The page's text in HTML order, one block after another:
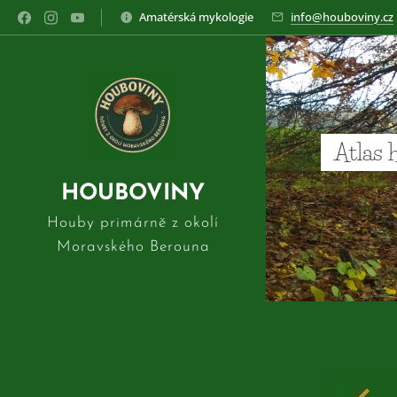
Amatérská mykologie info@houboviny.cz
HOUBOVINY
Houby primárně z okolí
Moravského Berouna
Atlas